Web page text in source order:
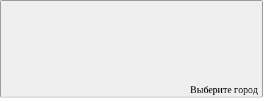
Выберите город